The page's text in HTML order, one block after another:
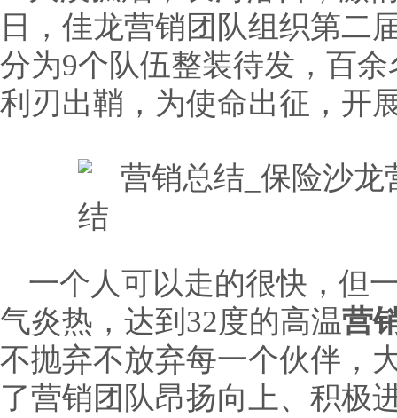
日，佳龙营销团队组织第二
分为9个队伍整装待发，百
利刃出鞘，为使命出征，开
一个人可以走的很快，但
气炎热，达到32度的高温营
不抛弃不放弃每一个伙伴，
了营销团队昂扬向上、积极